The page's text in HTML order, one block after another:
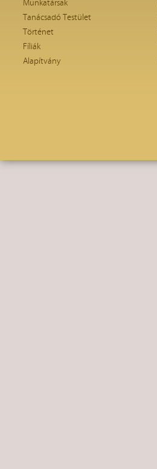
Munkatársak
Tanácsadó Testület
Történet
Fíliák
Alapítvány